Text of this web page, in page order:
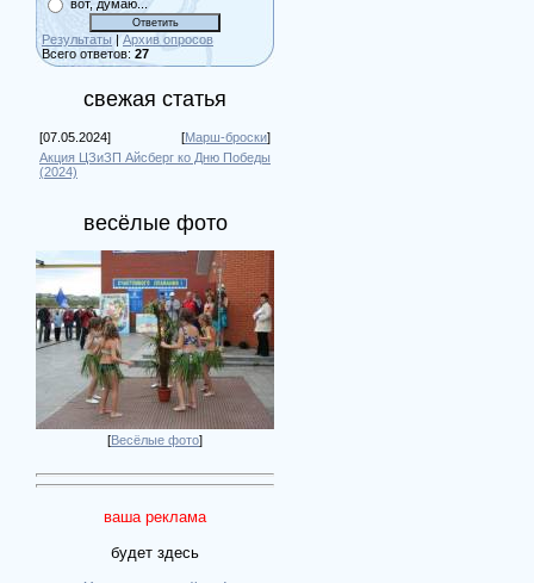
вот, думаю...
Результаты | Архив опросов
Всего ответов: 27
свежая статья
[07.05.2024] [Марш-броски]
Акция ЦЗиЗП Айсберг ко Дню Победы
(2024)
весёлые фото
[Весёлые фото]
ваша реклама
будет здесь